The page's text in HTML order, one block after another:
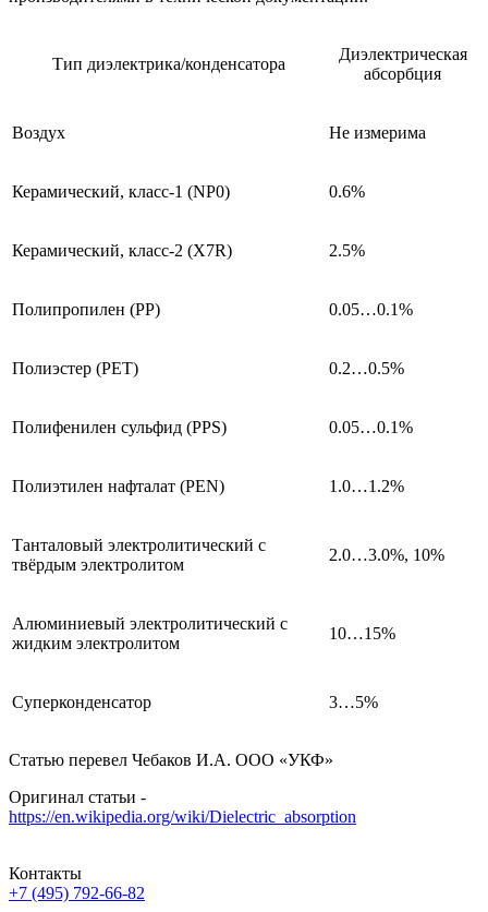
Тип диэлектрика/конденсатора
Диэлектрическая
абсорбция
Воздух Не измерима
Керамический, класс-1 (NP0) 0.6%
Керамический, класс-2 (X7R) 2.5%
Полипропилен (PP) 0.05…0.1%
Полиэстер (PET) 0.2…0.5%
Полифенилен сульфид (PPS) 0.05…0.1%
Полиэтилен нафталат (PEN) 1.0…1.2%
Танталовый электролитический с
твёрдым электролитом
2.0…3.0%, 10%
Алюминиевый электролитический с
жидким электролитом
10…15%
Суперконденсатор 3…5%
Статью перевел Чебаков И.А. ООО «УКФ»
Оригинал статьи -
https://en.wikipedia.org/wiki/Dielectric_absorption
Контакты
+7 (495) 792-66-82